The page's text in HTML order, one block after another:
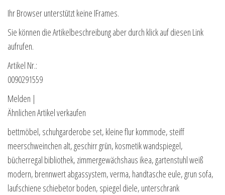
Ihr Browser unterstützt keine IFrames.
Sie können die Artikelbeschreibung aber durch klick auf diesen Link
aufrufen.
Artikel Nr.:
0090291559
Melden |
Ähnlichen Artikel verkaufen
bettmöbel, schuhgarderobe set, kleine flur kommode, steiff
meerschweinchen alt, geschirr grün, kosmetik wandspiegel,
bücherregal bibliothek, zimmergewächshaus ikea, gartenstuhl weiß
modern, brennwert abgassystem, verma, handtasche eule, grun sofa,
laufschiene schiebetor boden, spiegel diele, unterschrank